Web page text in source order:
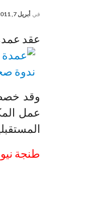
في أبريل 7, 2011
عقد
وقد
عمل
طنجة